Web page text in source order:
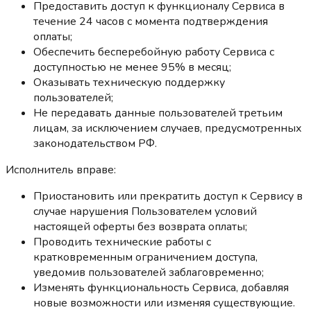
Предоставить доступ к функционалу Сервиса в
течение 24 часов с момента подтверждения
оплаты;
Обеспечить бесперебойную работу Сервиса с
доступностью не менее 95% в месяц;
Оказывать техническую поддержку
пользователей;
Не передавать данные пользователей третьим
лицам, за исключением случаев, предусмотренных
законодательством РФ.
Исполнитель вправе:
Приостановить или прекратить доступ к Сервису в
случае нарушения Пользователем условий
настоящей оферты без возврата оплаты;
Проводить технические работы с
кратковременным ограничением доступа,
уведомив пользователей заблаговременно;
Изменять функциональность Сервиса, добавляя
новые возможности или изменяя существующие.